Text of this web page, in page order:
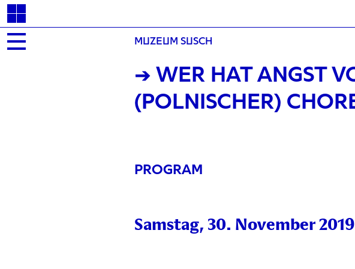
MUZEUM SUSCH
→ WER HAT ANGST
(POLNISCHER)
PROGRAM
Samstag, 30. November 2019